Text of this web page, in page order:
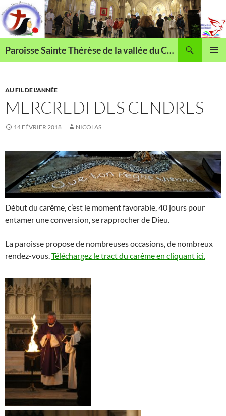
Aller
au
contenu
Paroisse Sainte Thérèse de la vallée du Cailly
AU FIL DE L'ANNÉE
MERCREDI DES CENDRES
14 FÉVRIER 2018 NICOLAS
Début du carême, c’est le moment favorable, 40 jours pour
entamer une conversion, se rapprocher de Dieu.
La paroisse propose de nombreuses occasions, de nombreux
rendez-vous. Téléchargez le tract du carême en cliquant ici.